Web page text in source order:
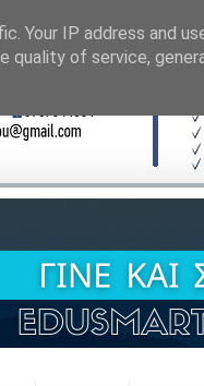
Your IP address and
quality of service,